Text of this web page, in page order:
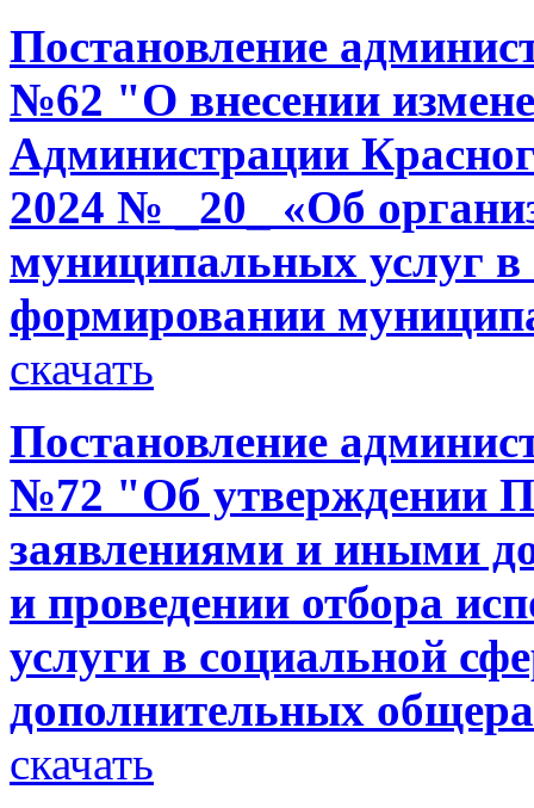
Постановление
№62 "О внесении
Администрации
2024 № _20_ «Об
муниципальных услуг в
формировании
скачать
Постановление
№72 "Об утверждении
заявлениями и иными
и проведении отбора
услуги в социальной
дополнительных
скачать